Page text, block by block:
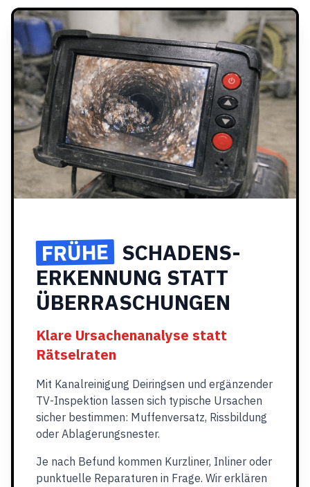
FRÜHE SCHADENS­
ERKENNUNG STATT
ÜBERRASCHUNGEN
Klare Ursachenanalyse statt
Rätselraten
Mit Kanalreinigung Deiringsen und ergänzender
TV-Inspektion lassen sich typische Ursachen
sicher bestimmen: Muffenversatz, Rissbildung
oder Ablagerungsnester.
Je nach Befund kommen Kurzliner, Inliner oder
punktuelle Reparaturen in Frage. Wir erklären